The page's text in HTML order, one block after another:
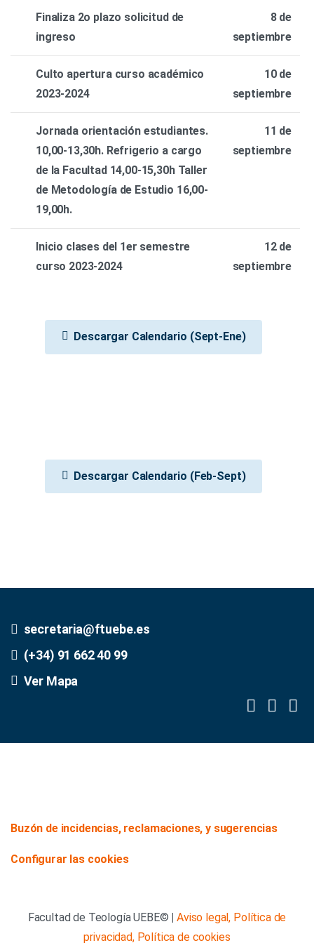
Finaliza 2o plazo solicitud de
ingreso
8 de
septiembre
Culto apertura curso académico
2023-2024
10 de
septiembre
Jornada orientación estudiantes.
10,00-13,30h. Refrigerio a cargo
de la Facultad 14,00-15,30h Taller
de Metodología de Estudio 16,00-
19,00h.
11 de
septiembre
Inicio clases del 1er semestre
curso 2023-2024
12 de
septiembre
Descargar Calendario (Sept-Ene)
Descargar Calendario (Feb-Sept)
secretaria@ftuebe.es
(+34) 91 662 40 99
Ver Mapa
Buzón de incidencias, reclamaciones, y sugerencias
Configurar las cookies
Facultad de Teología UEBE© |Aviso legal, Política de
privacidad, Política de cookies